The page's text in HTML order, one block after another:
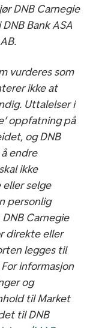
DNB Carnegie
Bank ASA
vurderes som
ikke at
Uttalelser i
oppfatning på
og DNB
endre
ikke
selge
personlig
Carnegie
direkte eller
legges til
informasjon
og
til Market
til DNB